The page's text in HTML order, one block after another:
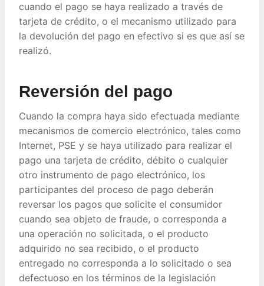
cuando el pago se haya realizado a través de
tarjeta de crédito, o el mecanismo utilizado para
la devolución del pago en efectivo si es que así se
realizó.
Reversión del pago
Cuando la compra haya sido efectuada mediante
mecanismos de comercio electrónico, tales como
Internet, PSE y se haya utilizado para realizar el
pago una tarjeta de crédito, débito o cualquier
otro instrumento de pago electrónico, los
participantes del proceso de pago deberán
reversar los pagos que solicite el consumidor
cuando sea objeto de fraude, o corresponda a
una operación no solicitada, o el producto
adquirido no sea recibido, o el producto
entregado no corresponda a lo solicitado o sea
defectuoso en los términos de la legislación